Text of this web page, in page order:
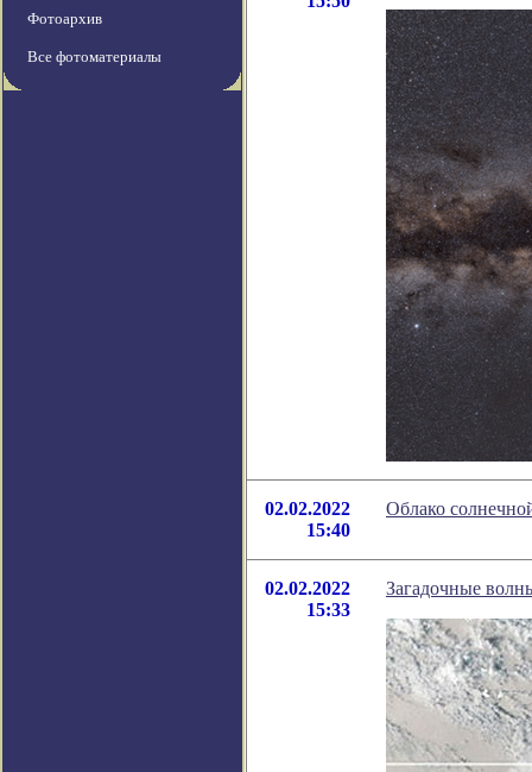
Фотоархив
Все фотоматериалы
02.02.2022
15:40
Облако
02.02.2022
15:33
Загадочные